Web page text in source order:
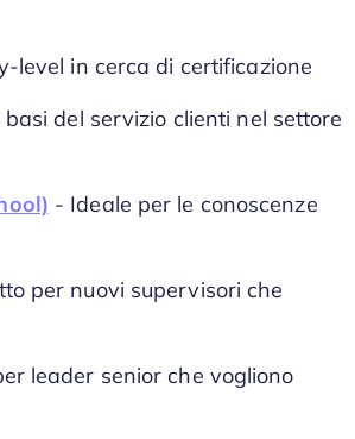
level in cerca di certificazione
del servizio clienti nel settore
- Ideale per le conoscenze
per nuovi supervisori che
leader senior che vogliono